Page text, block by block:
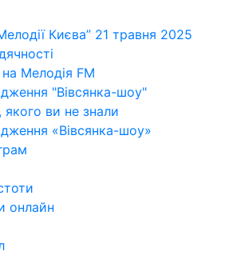
Києва” 21 травня 2025
Мелодія FM
"Вівсянка-шоу"
ви не знали
«Вівсянка-шоу»
онлайн